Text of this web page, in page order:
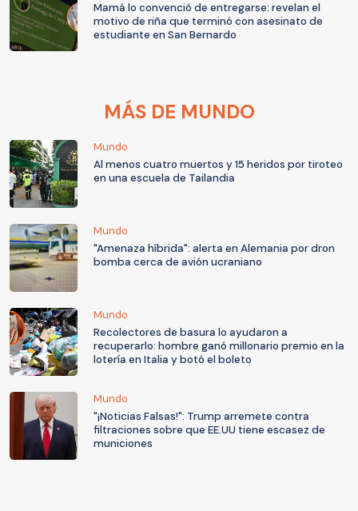
Mamá lo convenció de entregarse: revelan el
motivo de riña que terminó con asesinato de
estudiante en San Bernardo
MÁS DE MUNDO
Mundo
Al menos cuatro muertos y 15 heridos por tiroteo
en una escuela de Tailandia
Mundo
"Amenaza híbrida": alerta en Alemania por dron
bomba cerca de avión ucraniano
Mundo
Recolectores de basura lo ayudaron a
recuperarlo: hombre ganó millonario premio en la
lotería en Italia y botó el boleto
Mundo
"¡Noticias Falsas!": Trump arremete contra
filtraciones sobre que EE.UU tiene escasez de
municiones